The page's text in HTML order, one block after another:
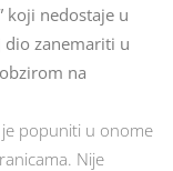
koji nedostaje u
zanemariti u
na
popuniti u onome
Nije